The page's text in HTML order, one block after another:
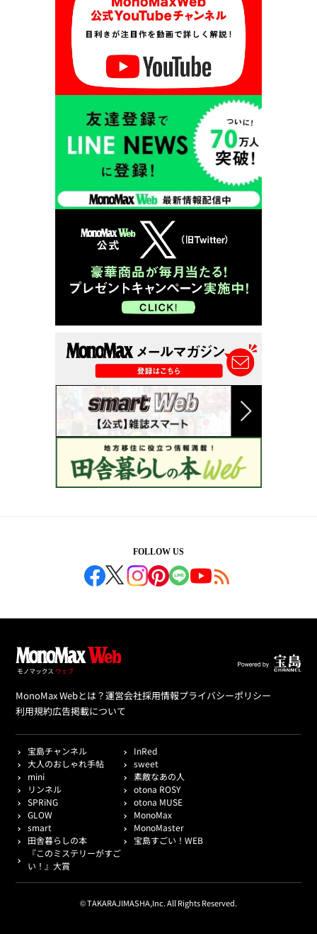
FOLLOW US
MonoMax Webとは？運営会社採用情報プライバシーポリシー
利用規約広告掲載について
宝島チャンネル
InRed
大人のおしゃれ手帖
sweet
mini
素敵なあの人
リンネル
otona ROSY
SPRiNG
otona MUSE
GLOW
MonoMax
smart
MonoMaster
田舎暮らしの本
宝島すごい！WEB
『このミステリーがすご
い！』大賞
© TAKARAJIMASHA,Inc. All Rights Reserved.